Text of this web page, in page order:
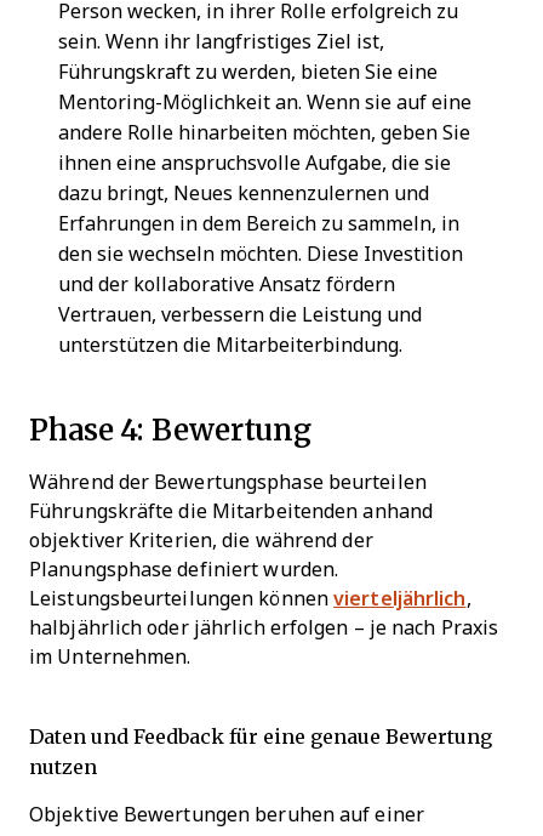
Person wecken, in ihrer Rolle erfolgreich zu
sein. Wenn ihr langfristiges Ziel ist,
Führungskraft zu werden, bieten Sie eine
Mentoring-Möglichkeit an. Wenn sie auf eine
andere Rolle hinarbeiten möchten, geben Sie
ihnen eine anspruchsvolle Aufgabe, die sie
dazu bringt, Neues kennenzulernen und
Erfahrungen in dem Bereich zu sammeln, in
den sie wechseln möchten. Diese Investition
und der kollaborative Ansatz fördern
Vertrauen, verbessern die Leistung und
unterstützen die Mitarbeiterbindung.
Phase 4: Bewertung
Während der Bewertungsphase beurteilen
Führungskräfte die Mitarbeitenden anhand
objektiver Kriterien, die während der
Planungsphase definiert wurden.
Leistungsbeurteilungen können vierteljährlich,
halbjährlich oder jährlich erfolgen – je nach Praxis
im Unternehmen.
Daten und Feedback für eine genaue Bewertung
nutzen
Objektive Bewertungen beruhen auf einer